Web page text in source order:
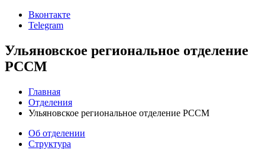
Вконтакте
Telegram
Ульяновское региональное отделение
РССМ
Главная
Отделения
Ульяновское региональное отделение РССМ
Об отделении
Структура